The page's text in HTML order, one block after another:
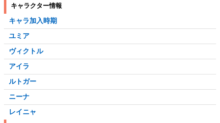
キャラクター情報
キャラ加入時期
ユミア
ヴィクトル
アイラ
ルトガー
ニーナ
レイニャ